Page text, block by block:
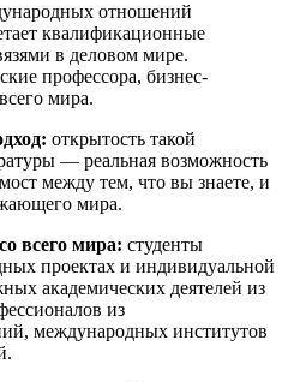
отношений
квалификационные
в деловом мире.
профессора, бизнес-
мира.
открытость такой
— реальная возможность
между тем, что вы знаете, и
мира.
всего мира: студенты
проектах и индивидуальной
академических деятелей из
из
международных институтов